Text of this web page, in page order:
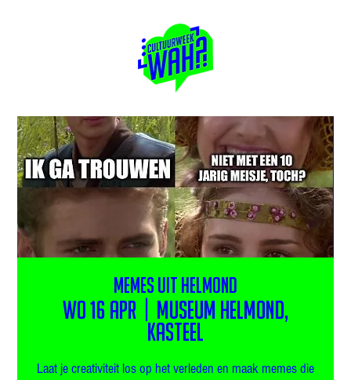
Memes uit Helmond
wo 16 apr
Museum Helmond,
Kasteel
Laat je creativiteit los op het verleden en maak memes die